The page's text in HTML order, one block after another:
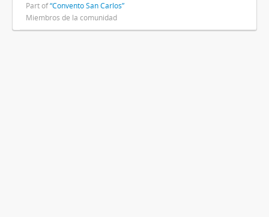
Part of“Convento San Carlos”
Miembros de la comunidad